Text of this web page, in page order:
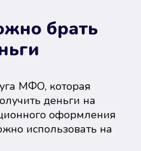
брать
МФО, которая
деньги на
оформления
использовать на